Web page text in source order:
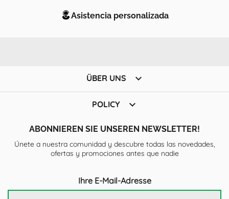
Asistencia personalizada
ÜBER UNS 
POLICY 
ABONNIEREN SIE UNSEREN NEWSLETTER!
Únete a nuestra comunidad y descubre todas las novedades,
ofertas y promociones antes que nadie
Ihre E-Mail-Adresse